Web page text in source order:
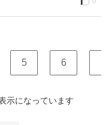
5 6 7
示になっています